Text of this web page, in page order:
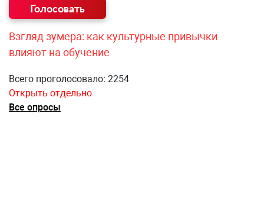
Взгляд зумера: как культурные привычки
влияют на обучение
Всего проголосовало: 2254
Открыть отдельно
Все опросы